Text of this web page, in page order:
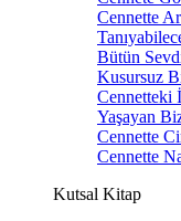
Cennette
Bütün
Kusursuz
Cennetteki
Yaşayan
Cennette
Cennette
Kutsal Kitap